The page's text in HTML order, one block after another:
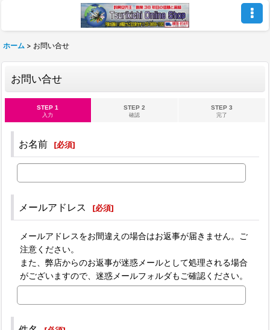
ホーム > お問い合せ
お問い合せ
STEP 1
入力
STEP 2
確認
STEP 3
完了
お名前 [必須]
メールアドレス [必須]
メールアドレスをお間違えの場合はお返事が届きません。ご
注意ください。
また、弊店からのお返事が迷惑メールとして処理される場合
がございますので、迷惑メールフォルダもご確認ください。